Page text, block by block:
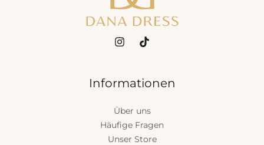
Informationen
Über uns
Häufige Fragen
Unser Store